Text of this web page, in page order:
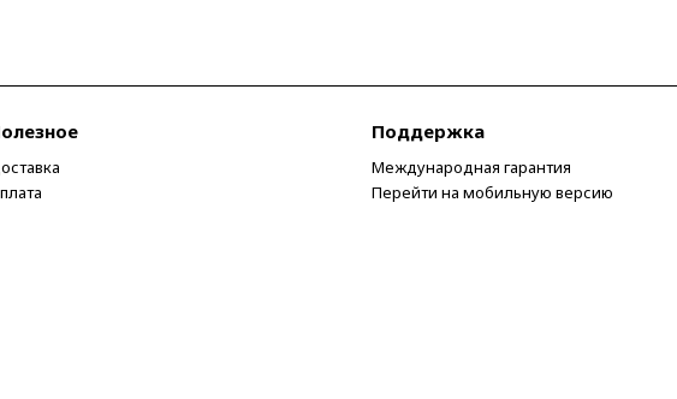
Поддержка
Международная гарантия
Перейти на мобильную версию